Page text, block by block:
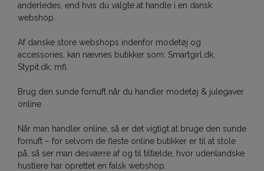
anderledes, end hvis du valgte at handle i en dansk
webshop.
Af danske store webshops indenfor modetøj og
accessories, kan nævnes butikker som: Smartgirl.dk,
Stypit.dk, mfl.
Brug den sunde fornuft når du handler modetøj & julegaver
online
Når man handler online, så er det vigtigt at bruge den sunde
fornuft – for selvom de fleste online butikker er til at stole
på, så ser man desværre af og til tilfælde, hvor udenlandske
hustlere har oprettet en falsk webshop.